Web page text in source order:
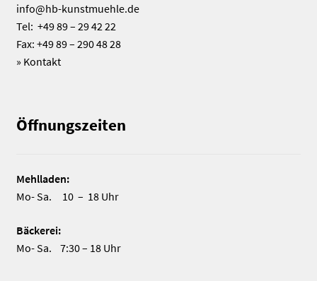
info@hb-kunstmuehle.de
Tel: +49 89 – 29 42 22
Fax: +49 89 – 290 48 28
» Kontakt
Öffnungszeiten
Mehlladen:
Mo- Sa. 10 – 18 Uhr
Bäckerei:
Mo- Sa. 7:30 – 18 Uhr